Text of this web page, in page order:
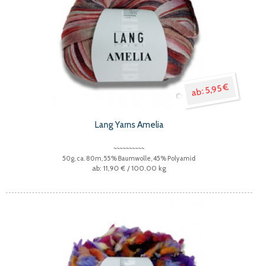
5,95 €
Lang Yarns Amelia
50g, ca. 80m, 55% Baumwolle, 45% Polyamid
11,90 € / 100.00 kg